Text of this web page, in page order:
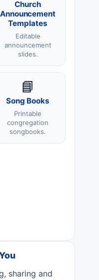
Church
Announcement
Templates
Editable
announcement
slides.
📘
Song Books
Printable
congregation
songbooks.
sharing and